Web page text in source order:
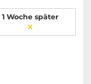
1 Woche später